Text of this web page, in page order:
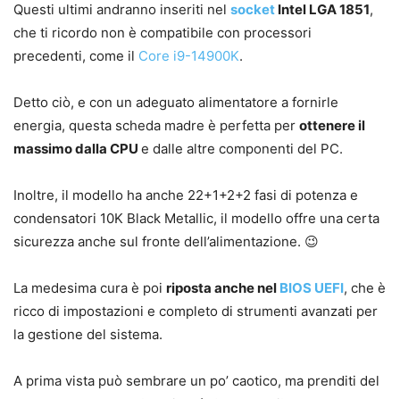
Questi ultimi andranno inseriti nel socket Intel LGA 1851,
che ti ricordo non è compatibile con processori
precedenti, come il Core i9-14900K.
Detto ciò, e con un adeguato alimentatore a fornirle
energia, questa scheda madre è perfetta per ottenere il
massimo dalla CPU e dalle altre componenti del PC.
Inoltre, il modello ha anche 22+1+2+2 fasi di potenza e
condensatori 10K Black Metallic, il modello offre una certa
sicurezza anche sul fronte dell’alimentazione. 😉
La medesima cura è poi riposta anche nel BIOS UEFI, che è
ricco di impostazioni e completo di strumenti avanzati per
la gestione del sistema.
A prima vista può sembrare un po’ caotico, ma prenditi del